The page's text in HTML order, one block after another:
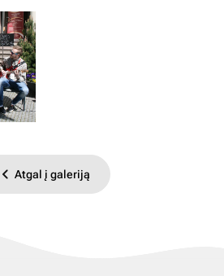
Atgal į galeriją